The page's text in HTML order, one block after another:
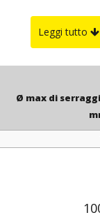
Su richiesta
fornite in
Leggi tutto
Ø max di